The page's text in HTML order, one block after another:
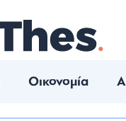
Οικονομία